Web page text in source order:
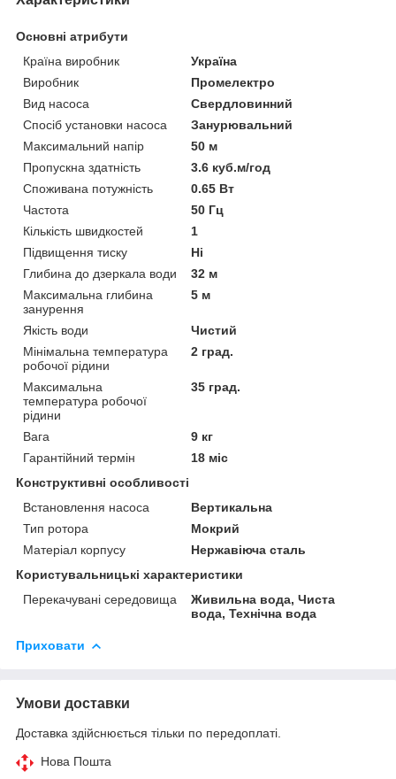
Основні атрибути
Країна виробник
Україна
Виробник
Промелектро
Вид насоса
Свердловинний
Спосіб установки насоса
Занурювальний
Максимальний напір
50 м
Пропускна здатність
3.6 куб.м/год
Споживана потужність
0.65 Вт
Частота
50 Гц
Кількість швидкостей
1
Підвищення тиску
Ні
Глибина до дзеркала води
32 м
Максимальна глибина
занурення
5 м
Якість води
Чистий
Мінімальна температура
робочої рідини
2 град.
Максимальна
температура робочої
рідини
35 град.
Вага
9 кг
Гарантійний термін
18 міс
Конструктивні особливості
Встановлення насоса
Вертикальна
Тип ротора
Мокрий
Матеріал корпусу
Нержавіюча сталь
Користувальницькі характеристики
Перекачувані середовища
Живильна вода, Чиста
вода, Технічна вода
Приховати
Умови доставки
Доставка здійснюється тільки по передоплаті.
Нова Пошта